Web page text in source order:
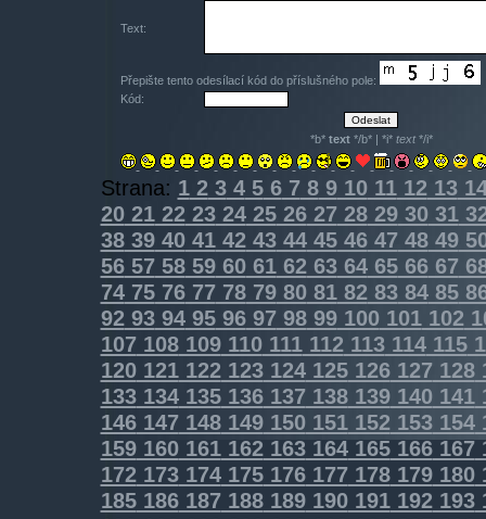
Text:
Přepište tento odesílací kód do příslušného pole:
Kód:
*b* text*/b* | *i* text*/i*
Strana: 12345678910111213
202122232425262728293031
383940414243444546474849
565758596061626364656667
747576777879808182838485
9293949596979899100101102
107108109110111112113114115
120121122123124125126127 128
133134135136137138139140 141
146147148149150151152153154
159160161162163164165166167
172173174175176177178179180
185186187188189190191192193